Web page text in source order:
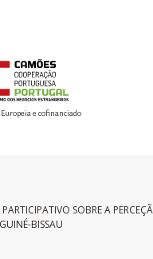
e cofinanciado
SOBRE A
BISSAU